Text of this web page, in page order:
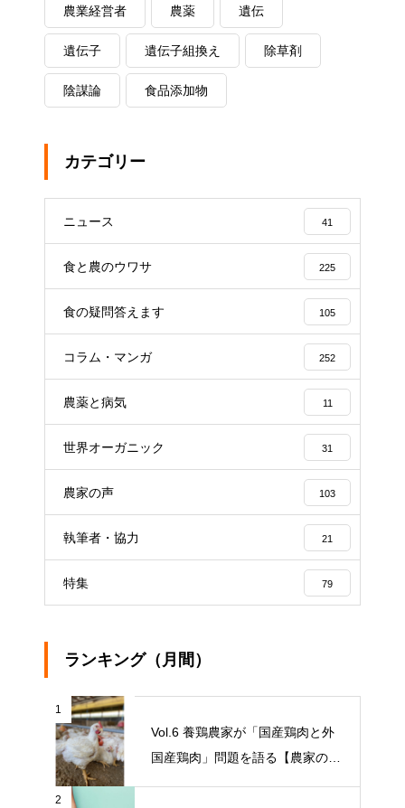
農業経営者 農薬 遺伝
遺伝子 遺伝子組換え 除草剤
陰謀論 食品添加物
カテゴリー
ニュース 41
食と農のウワサ 225
食の疑問答えます 105
コラム・マンガ 252
農薬と病気 11
世界オーガニック 31
農家の声 103
執筆者・協力 21
特集 79
ランキング（月間）
1
Vol.6 養鶏農家が「国産鶏肉と外
国産鶏肉」問題を語る【農家の本
音 〇〇（問題）を語る】
2